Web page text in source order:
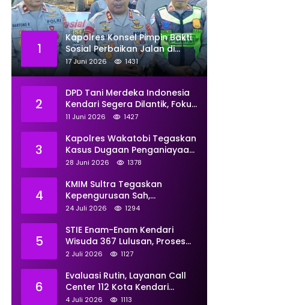
1
Kapolres Konsel Pimpin Bakti
Sosial Perbaikan Jalan di
Kecamatan Laeya, 19 Titik
Rusak Siap Ditambal
17 Juni 2026 1431
2
DPD Tani Merdeka Indonesia
Kendari Segera Dilantik, Fokus
Perkuat Pemberdayaan
11 Juni 2026 1427
3
Kapolres Wakatobi Tegaskan
Kasus Dugaan Penganiayaan
Dua Remaja oleh Dua
Profesional
28 Juni 2026 1378
4
KMIM Sultra Tegaskan
Kepengurusan Sah,
Peringatkan Klaim Ketua
24 Juli 2026 1294
5
STIE Enam-Enam Kendari
Wisuda 367 Lulusan, Proses
Transformasi Menuju
Kemendiktisaintek
2 Juli 2026 1127
6
Evaluasi Rutin, Layanan Call
Center 112 Kota Kendari
Tangani 167 Laporan Selama
4 Juli 2026 1113